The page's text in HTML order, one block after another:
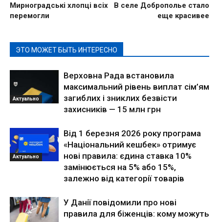
Мирноградські хлопці всіх
перемогли
В селе Доброполье стало
еще красивее
ЭТО МОЖЕТ БЫТЬ ИНТЕРЕСНО
Актуально
Верховна Рада встановила
максимальний рівень виплат сім’ям
загиблих і зниклих безвісти
захисників — 15 млн грн
Актуально
Від 1 березня 2026 року програма
«Національний кешбек» отримує
нові правила: єдина ставка 10%
замінюється на 5% або 15%,
залежно від категорії товарів
У Данії повідомили про нові
правила для біженців: кому можуть